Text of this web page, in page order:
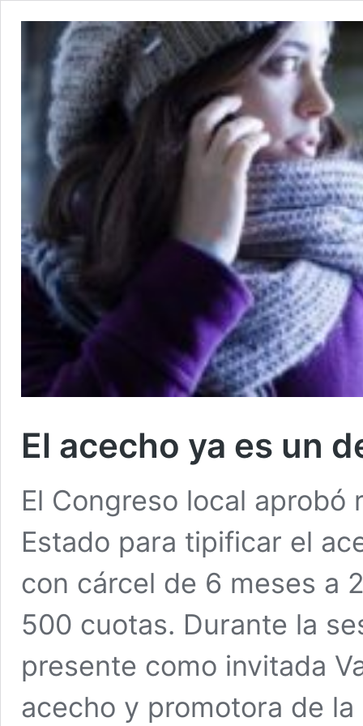
El acecho ya es un
El Congreso local aprobó
Estado para tipificar el
con cárcel de 6 meses a
500 cuotas. Durante la
presente como invitada
acecho y promotora de